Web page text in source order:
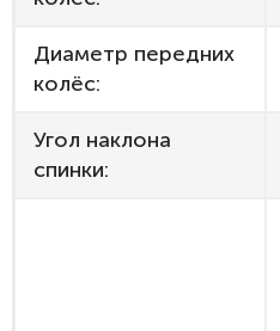
Диаметр передних
колёс:
Угол наклона
спинки: